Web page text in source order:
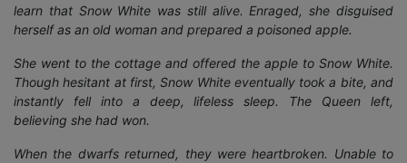
learn that Snow White was still alive. Enraged, she disguised
herself as an old woman and prepared a poisoned apple.
She went to the cottage and offered the apple to Snow White.
Though hesitant at first, Snow White eventually took a bite, and
instantly fell into a deep, lifeless sleep. The Queen left,
believing she had won.
When the dwarfs returned, they were heartbroken. Unable to